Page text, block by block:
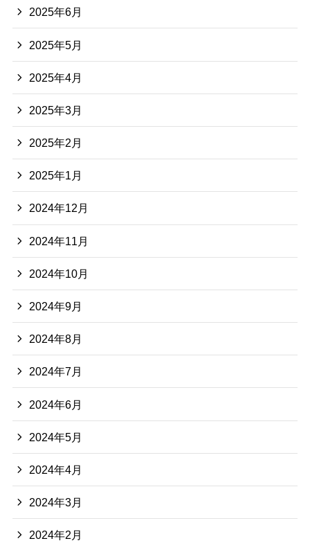
2025年6月
2025年5月
2025年4月
2025年3月
2025年2月
2025年1月
2024年12月
2024年11月
2024年10月
2024年9月
2024年8月
2024年7月
2024年6月
2024年5月
2024年4月
2024年3月
2024年2月